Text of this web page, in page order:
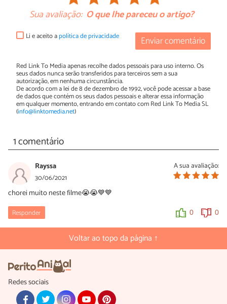
Sua avaliação: O que lhe pareceu o artigo?
Enviar comentário
Li e aceito apolítica de privacidade
Red Link To Media apenas recolhe dados pessoais para uso interno. Os
seus dados nunca serão transferidos para terceiros sem a sua
autorização, em nenhuma circunstância.
De acordo com a lei de 8 de dezembro de 1992, você pode acessar a base
de dados que contém os seus dados pessoais e alterar essa informação
em qualquer momento, entrando em contato com Red Link To Media SL
(info@linktomedia.net)
1 comentário
A sua avaliação:
Rayssa
30/06/2021
chorei muito neste filme😭😭💙💙
Responder 0 0
Voltar ao topo da página ↑
Redes sociais